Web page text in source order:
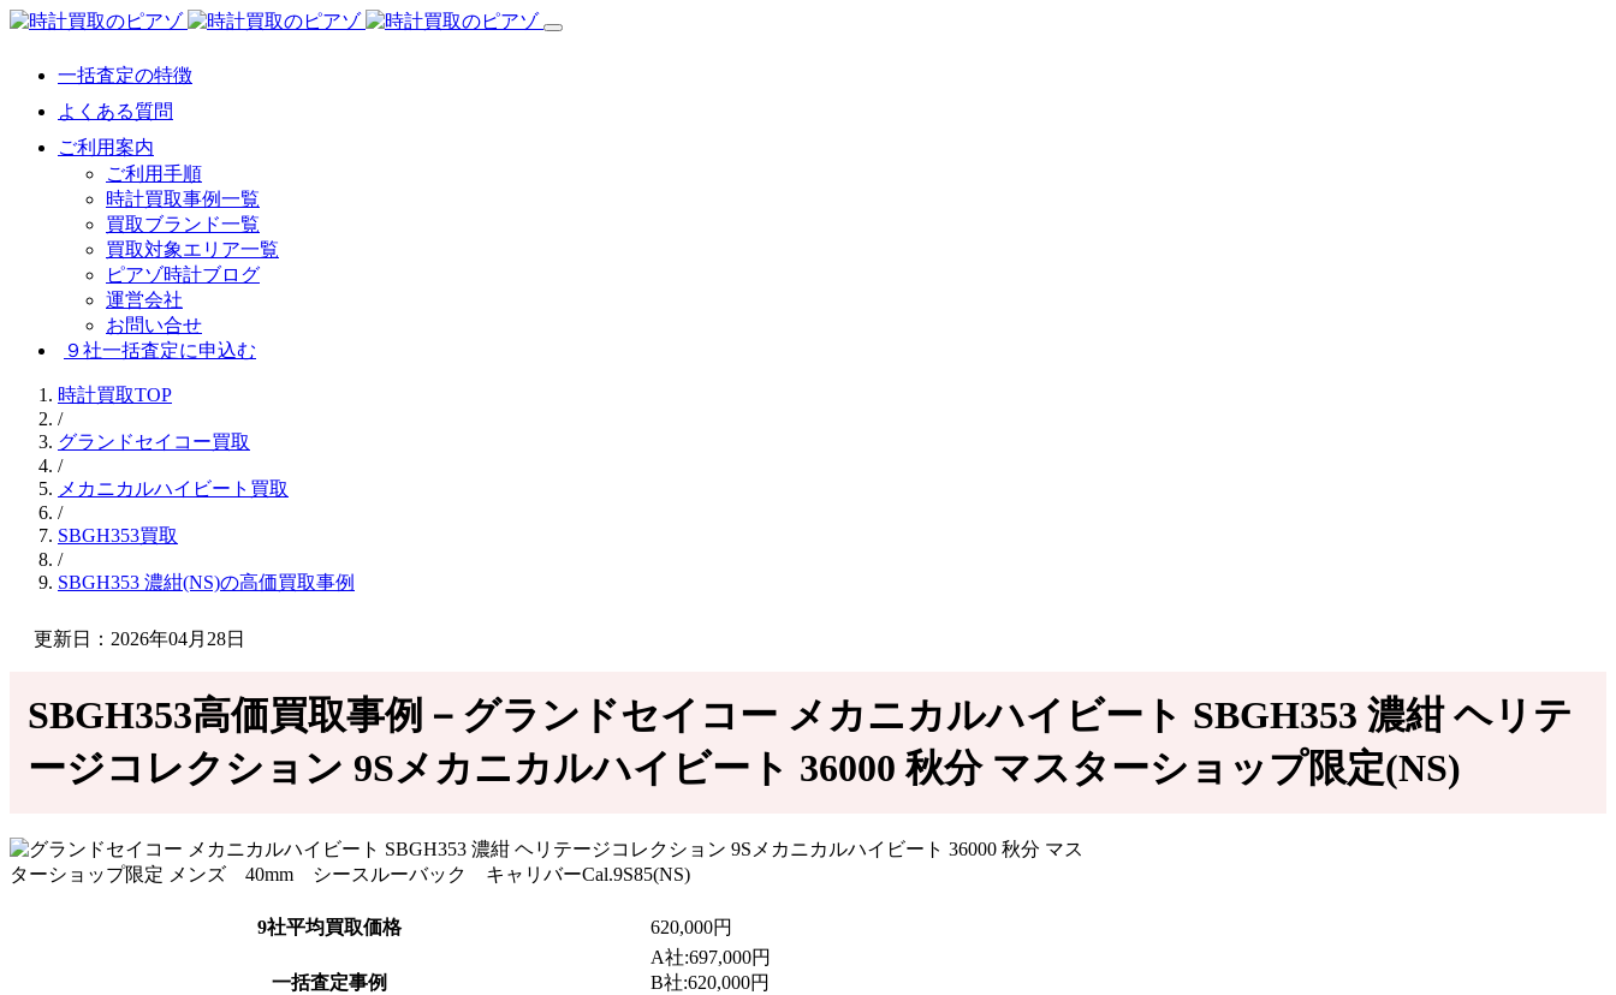
一括査定の特徴
よくある質問
ご利用案内
ご利用手順
時計買取事例一覧
買取ブランド一覧
買取対象エリア一覧
ピアゾ時計ブログ
運営会社
お問い合せ
９社一括査定に申込む
時計買取TOP
/
グランドセイコー買取
/
メカニカルハイビート買取
/
SBGH353買取
/
SBGH353 濃紺(NS)の高価買取事例
更新日：2026年04月28日
SBGH353高価買取事例－グランドセイコー メカニカルハイビート SBGH353 濃紺 ヘリテ
ージコレクション 9Sメカニカルハイビート 36000 秋分 マスターショップ限定(NS)
9社平均買取価格 620,000円
一括査定事例
A社:697,000円
B社:620,000円